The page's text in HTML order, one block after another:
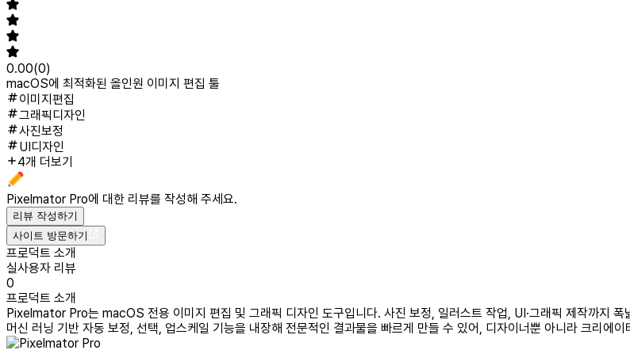
0.00(0)
macOS에 최적화된 올인원 이미지 편집 툴
이미지편집
그래픽디자인
사진보정
UI디자인
4개 더보기
Pixelmator Pro에 대한 리뷰를 작성해 주세요.
리뷰 작성하기
사이트 방문하기
프로덕트 소개
실사용자 리뷰
0
프로덕트 소개
Pixelmator Pro는 macOS 전용 이미지 편집 및 그래픽 디자인 도구입니다. 사진 보정, 일러스트 작업, UI·그래픽 제작까지
머신 러닝 기반 자동 보정, 선택, 업스케일 기능을 내장해 전문적인 결과물을 빠르게 만들 수 있어, 디자이너뿐 아니라 크리에